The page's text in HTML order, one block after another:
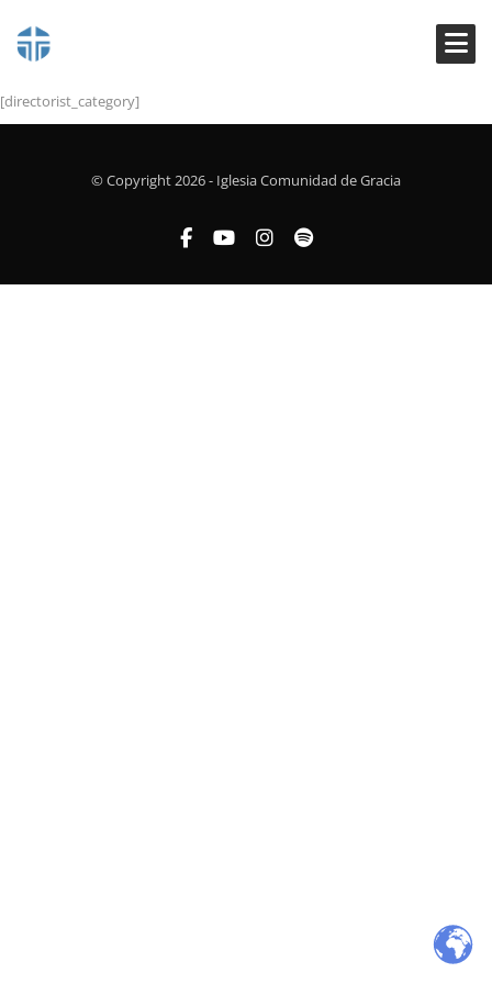
[directorist_category]
© Copyright 2026 - Iglesia Comunidad de Gracia